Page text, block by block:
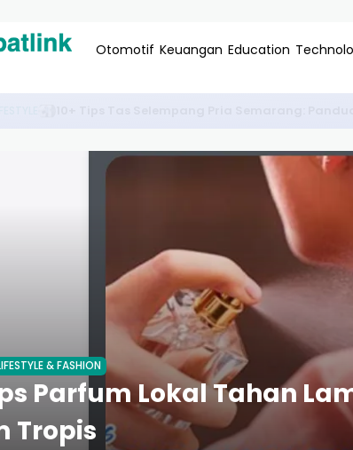
Otomotif Keuangan Education
& FASHION
Parfum Lokal Tahan
Tropis